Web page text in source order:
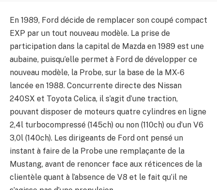
En 1989, Ford décide de remplacer son coupé compact
EXP par un tout nouveau modèle. La prise de
participation dans la capital de Mazda en 1989 est une
aubaine, puisqu’elle permet à Ford de développer ce
nouveau modèle, la Probe, sur la base de la MX-6
lancée en 1988. Concurrente directe des Nissan
240SX et Toyota Celica, il s’agit d’une traction,
pouvant disposer de moteurs quatre cylindres en ligne
2,4l turbocompressé (145ch) ou non (110ch) ou d’un V6
3,0l (140ch). Les dirigeants de Ford ont pensé un
instant à faire de la Probe une remplaçante de la
Mustang, avant de renoncer face aux réticences de la
clientèle quant à l’absence de V8 et le fait qu’il ne